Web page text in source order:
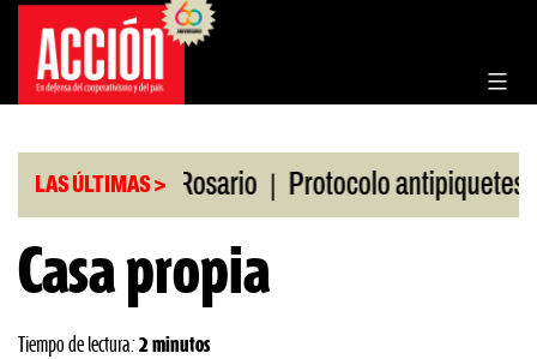
Saltar
contenido
LAS ÚLTIMAS >
Bolsa de Rosario | Protocolo antipiquetes |
Casa propia
Tiempo de lectura: 2 minutos